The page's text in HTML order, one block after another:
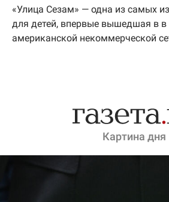
«Улица Сезам» — одна из самых
для детей, впервые вышедшая в
американской некоммерческой
Картина дня